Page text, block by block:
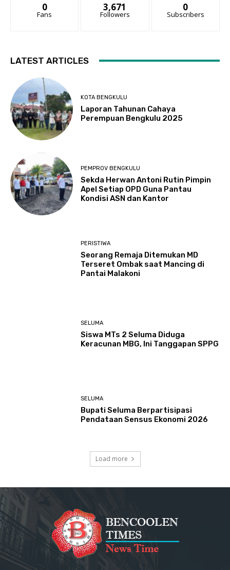
0
Fans
3,671
Followers
0
Subscribers
LATEST ARTICLES
KOTA BENGKULU
Laporan Tahunan Cahaya
Perempuan Bengkulu 2025
PEMPROV BENGKULU
Sekda Herwan Antoni Rutin Pimpin
Apel Setiap OPD Guna Pantau
Kondisi ASN dan Kantor
PERISTIWA
Seorang Remaja Ditemukan MD
Terseret Ombak saat Mancing di
Pantai Malakoni
SELUMA
Siswa MTs 2 Seluma Diduga
Keracunan MBG, Ini Tanggapan SPPG
SELUMA
Bupati Seluma Berpartisipasi
Pendataan Sensus Ekonomi 2026
Load more